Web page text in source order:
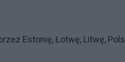
Estonię, Łotwę, Litwę,